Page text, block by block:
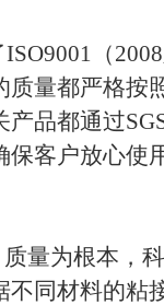
（
量都严格按
品都通过
保客户放心使
量为根本，
同材料的粘